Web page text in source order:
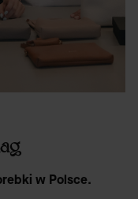
w Polsce.